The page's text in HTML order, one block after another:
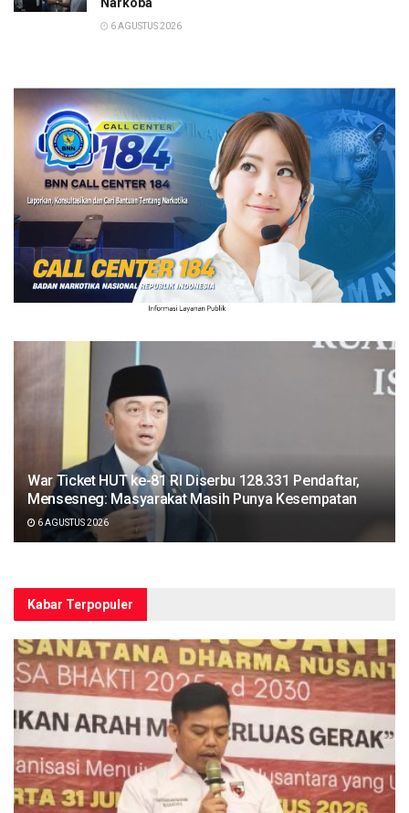
6 AGUSTUS 2026
War Ticket HUT ke-81 RI Diserbu 128.331 Pendaftar,
Mensesneg: Masyarakat Masih Punya Kesempatan
6 AGUSTUS 2026
Kabar Terpopuler